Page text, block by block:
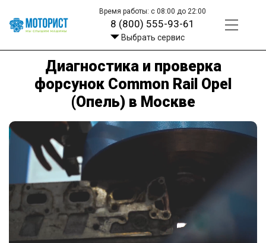
Время работы: с 08:00 до 22:00
8 (800) 555-93-61
Выбрать сервис
Диагностика и проверка
форсунок Common Rail Opel
(Опель) в Москве